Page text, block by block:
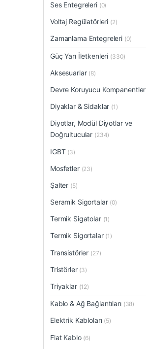
Ses Entegreleri (0)
Voltaj Regülatörleri (2)
Zamanlama Entegreleri (0)
Güç Yarı İletkenleri (330)
Aksesuarlar (8)
Devre Koruyucu Kompanentler
Diyaklar & Sidaklar (1)
Diyotlar, Modül Diyotlar ve
Doğrultucular (234)
IGBT (3)
Mosfetler (23)
Şalter (5)
Seramik Sigortalar (0)
Termik Sigatolar (1)
Termik Sigortalar (1)
Transistörler (27)
Tristörler (3)
Triyaklar (12)
Kablo & Ağ Bağlantıları (38)
Elektrik Kabloları (5)
Flat Kablo (6)